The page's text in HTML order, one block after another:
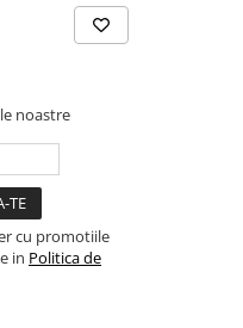
noastre
cu promotiile
in Politica de